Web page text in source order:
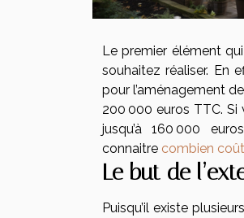
Le premier élément
souhaitez réaliser. En
pour l’aménagement
200 000 euros TTC.
jusqu’à 160 000
connaitre combien
Le but de
Puisqu’il existe